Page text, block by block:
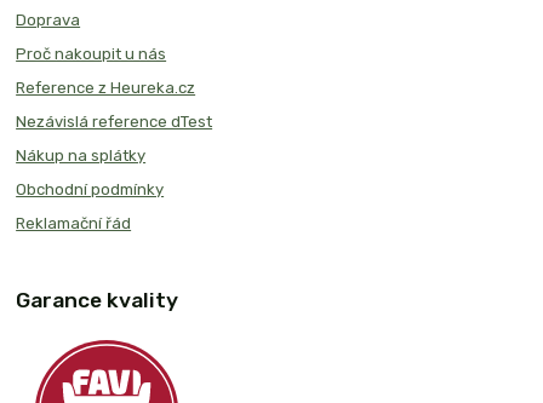
Doprava
Proč nakoupit u nás
Reference z Heureka.cz
Nezávislá reference dTest
Nákup na splátky
Obchodní podmínky
Reklamační řád
Garance kvality